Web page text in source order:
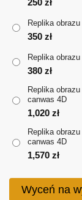
Replika
350 zł
Replika
380 zł
Replika
canwas 4D
1,020 zł
Replika
canwas 4D
1,570 zł
Wyceń na